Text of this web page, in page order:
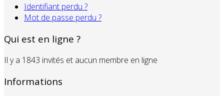
Identifiant perdu ?
Mot de passe perdu ?
Qui est en ligne ?
Il y a 1843 invités et aucun membre en ligne
Informations